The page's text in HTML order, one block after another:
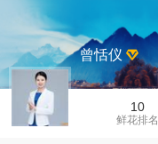
10
鲜花排名
曾恬仪